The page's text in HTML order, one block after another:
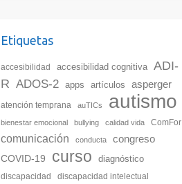
Etiquetas
accesibilidad accesibilidad cognitiva
ADI-
R ADOS-2 apps artículos asperger
atención temprana auTICs autismo
bienestar emocional bullying calidad vida ComFor
comunicación conducta congreso
COVID-19 curso diagnóstico
discapacidad discapacidad intelectual